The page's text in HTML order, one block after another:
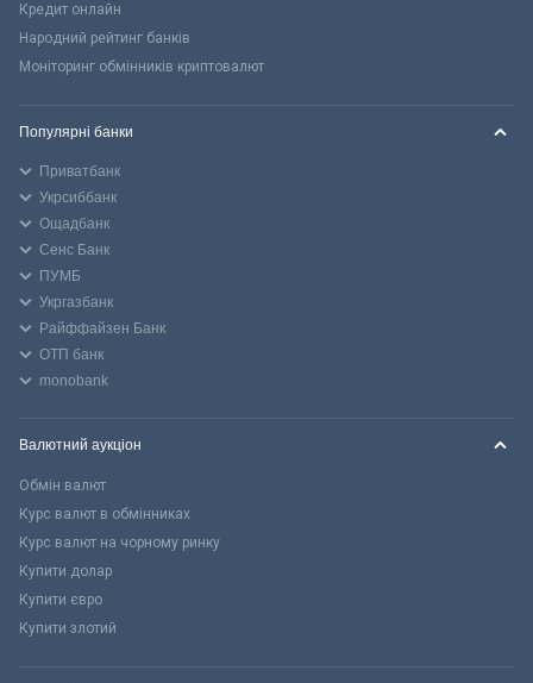
Кредит онлайн
Народний рейтинг банків
Моніторинг обмінників криптовалют
Популярні банки
Приватбанк
Укрсиббанк
Ощадбанк
Сенс Банк
ПУМБ
Укргазбанк
Райффайзен Банк
ОТП банк
monobank
Валютний аукціон
Обмін валют
Курс валют в обмінниках
Курс валют на чорному ринку
Купити долар
Купити євро
Купити злотий